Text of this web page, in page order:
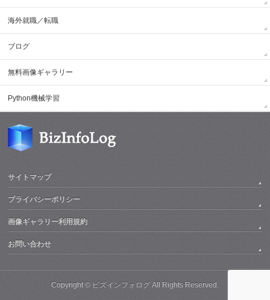
海外就職／転職
ブログ
無料画像ギャラリー
Python機械学習
サイトマップ
プライバシーポリシー
画像ギャラリー利用規約
お問い合わせ
Copyright © ビズインフォログAll Rights Reserved.